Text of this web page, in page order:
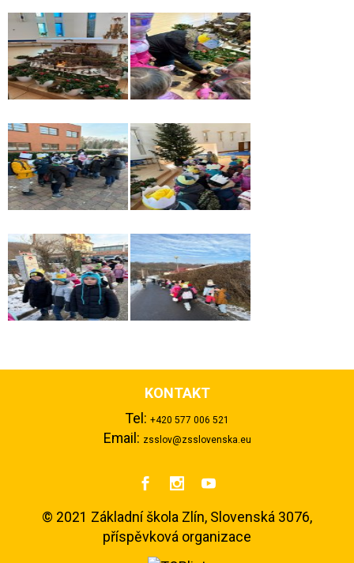
KONTAKT
Tel: +420 577 006 521
Email: zsslov@zsslovenska.eu
  
© 2021 Základní škola Zlín, Slovenská 3076,
příspěvková organizace